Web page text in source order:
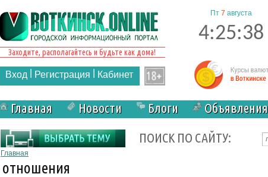
Заходите, располагайтесь и будьте как дома!
Вход Регистрация Кабинет
Пт 7 августа
4:25:39
Главная Новости Блоги Объявления
ПОИСК ПО САЙТУ:
Форма поиска
Вы здесь
Главная
отношения